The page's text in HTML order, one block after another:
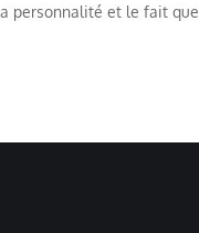
personnalité et le fait que